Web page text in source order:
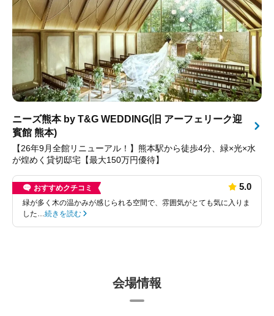
なるとご近所から
ょうか。友人が神
だから、と言って
える一方、神前式
いただきたいです
ニーズ熊本 by T&G WEDDING(旧 アーフェリーク迎
賓館 熊本)
【26年9月全館リニューアル！】熊本駅から徒歩4分、緑×光×水
が煌めく貸切邸宅【最大150万円優待】
おすすめクチコミ 5.0
緑が多く木の温かみが感じられる空間で、雰囲気がとても気に入りま
した…続きを読む
会場情報